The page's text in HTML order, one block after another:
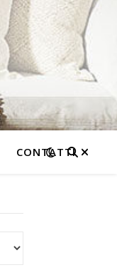
CONTATTI